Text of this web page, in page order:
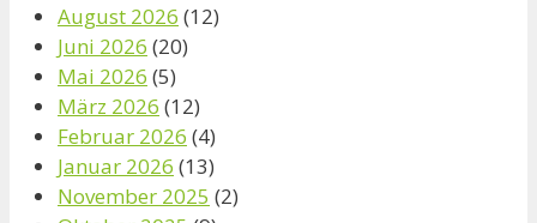
August 2026 (12)
Juni 2026 (20)
Mai 2026 (5)
März 2026 (12)
Februar 2026 (4)
Januar 2026 (13)
November 2025 (2)